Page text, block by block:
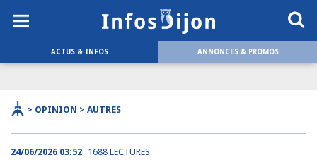
ACTUS & INFOS ANNONCES & PROMOS
> OPINION > AUTRES
24/06/2026 03:52 1688 LECTURES